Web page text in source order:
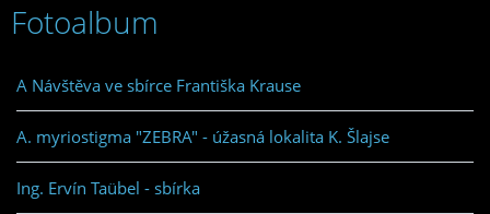
Fotoalbum
A Návštěva ve sbírce Františka Krause
A. myriostigma "ZEBRA" - úžasná lokalita K. Šlajse
Ing. Ervín Taübel - sbírka